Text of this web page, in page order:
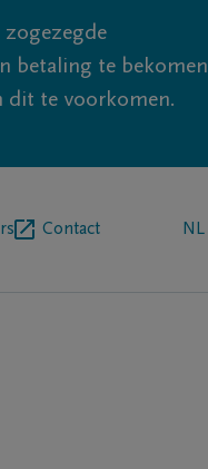
betaling te
dit te voorkomen.
Contact NL